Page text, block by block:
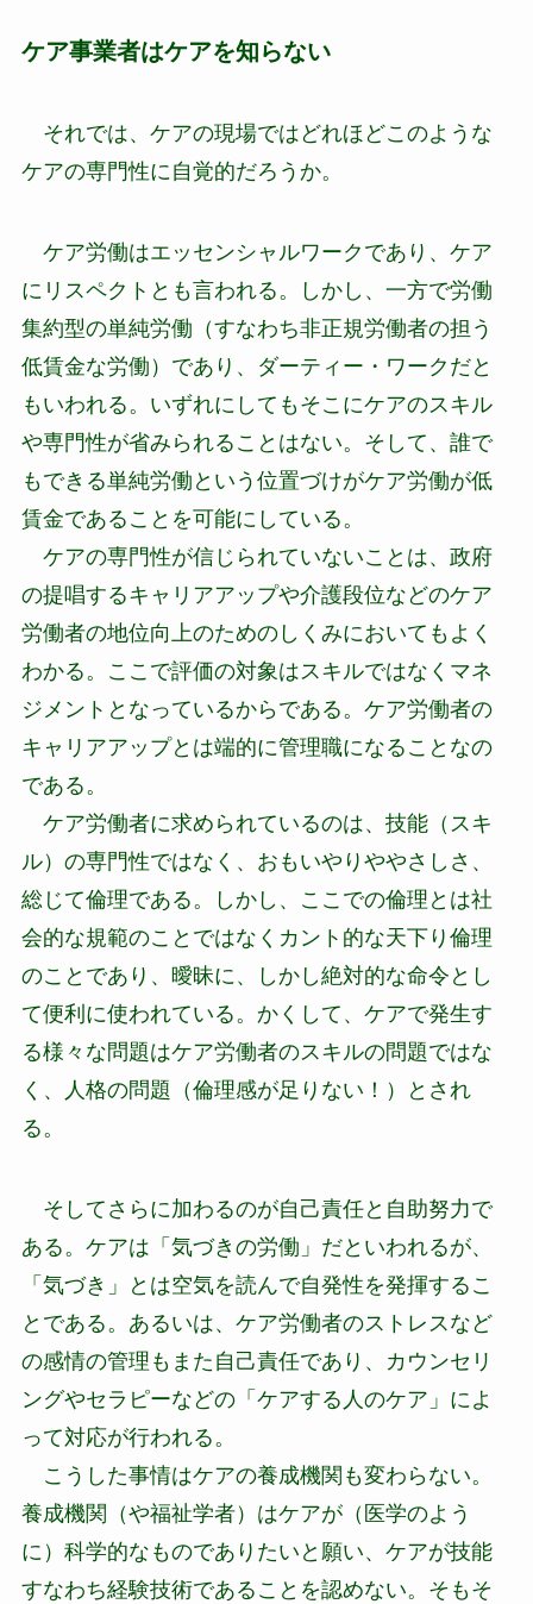
ケア事業者はケアを知らない
それでは、ケアの現場ではどれほどこのような
ケアの専門性に自覚的だろうか。
ケア労働はエッセンシャルワークであり、ケア
にリスペクトとも言われる。しかし、一方で労働
集約型の単純労働（すなわち非正規労働者の担う
低賃金な労働）であり、ダーティー・ワークだと
もいわれる。いずれにしてもそこにケアのスキル
や専門性が省みられることはない。そして、誰で
もできる単純労働という位置づけがケア労働が低
賃金であることを可能にしている。
ケアの専門性が信じられていないことは、政府
の提唱するキャリアアップや介護段位などのケア
労働者の地位向上のためのしくみにおいてもよく
わかる。ここで評価の対象はスキルではなくマネ
ジメントとなっているからである。ケア労働者の
キャリアアップとは端的に管理職になることなの
である。
ケア労働者に求められているのは、技能（スキ
ル）の専門性ではなく、おもいやりややさしさ、
総じて倫理である。しかし、ここでの倫理とは社
会的な規範のことではなくカント的な天下り倫理
のことであり、曖昧に、しかし絶対的な命令とし
て便利に使われている。かくして、ケアで発生す
る様々な問題はケア労働者のスキルの問題ではな
く、人格の問題（倫理感が足りない！）とされ
る。
そしてさらに加わるのが自己責任と自助努力で
ある。ケアは「気づきの労働」だといわれるが、
「気づき」とは空気を読んで自発性を発揮するこ
とである。あるいは、ケア労働者のストレスなど
の感情の管理もまた自己責任であり、カウンセリ
ングやセラピーなどの「ケアする人のケア」によ
って対応が行われる。
こうした事情はケアの養成機関も変わらない。
養成機関（や福祉学者）はケアが（医学のよう
に）科学的なものでありたいと願い、ケアが技能
すなわち経験技術であることを認めない。そもそ